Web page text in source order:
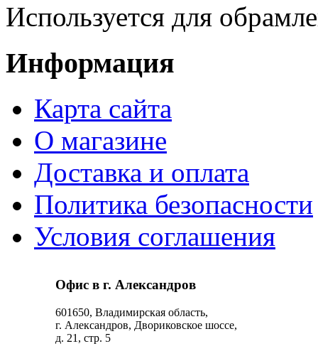
Используется для
Информация
Карта сайта
О магазине
Доставка и оплата
Политика безопасности
Условия соглашения
Офис в г. Александров
601650, Владимирская область,
г. Александров, Двориковское шоссе,
д. 21, стр. 5